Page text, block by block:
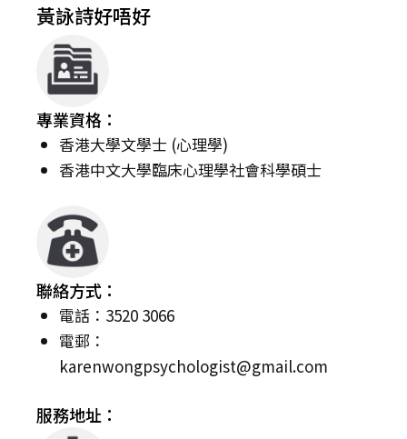
黃詠詩好唔好
專業資格：
香港大學文學士 (心理學)
香港中文大學臨床心理學社會科學碩士
聯絡方式：
電話：3520 3066
電郵：
karenwongpsychologist@gmail.com
服務地址：